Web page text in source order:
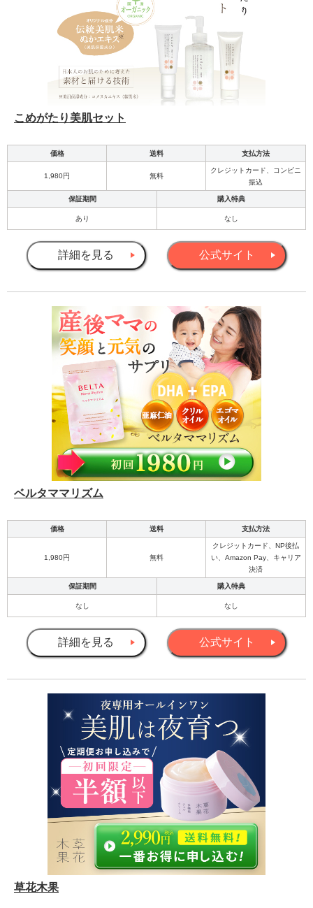
こめがたり美肌セット
価格 送料 支払方法
1,980円 無料
クレジットカード、コンビニ
振込
保証期間 購入特典
あり なし
詳細を見る 公式サイト
ベルタママリズム
価格 送料 支払方法
1,980円 無料
クレジットカード、NP後払
い、Amazon Pay、キャリア
決済
保証期間 購入特典
なし なし
詳細を見る 公式サイト
草花木果